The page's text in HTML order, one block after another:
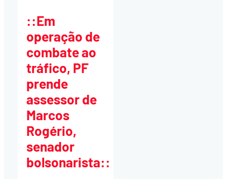
::Em
operação de
combate ao
tráfico, PF
prende
assessor de
Marcos
Rogério,
senador
bolsonarista::